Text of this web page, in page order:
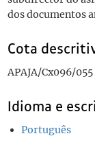
dos documentos
Cota
APAJA/Cx096/055
Idioma e
Português